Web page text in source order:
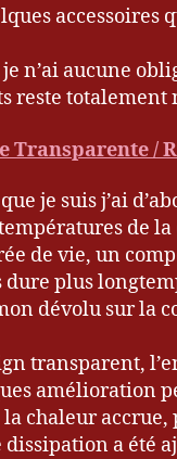
accessoires
n’ai aucune
reste totalement
Transparente /
je suis j’ai
de la
de vie, un
plus
dévolu sur la
transparent,
amélioration
chaleur accrue,
a été